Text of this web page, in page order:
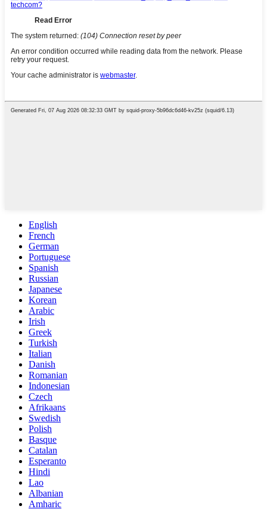
English
French
German
Portuguese
Spanish
Russian
Japanese
Korean
Arabic
Irish
Greek
Turkish
Italian
Danish
Romanian
Indonesian
Czech
Afrikaans
Swedish
Polish
Basque
Catalan
Esperanto
Hindi
Lao
Albanian
Amharic